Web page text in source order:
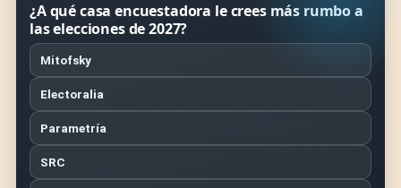
¿A qué casa encuestadora le crees más rumbo a
las elecciones de 2027?
Mitofsky
Electoralia
Parametría
SRC